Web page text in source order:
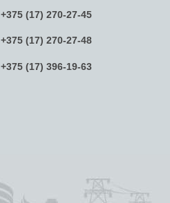
+375 (17) 270-27-45
+375 (17) 270-27-48
+375 (17) 396-19-63